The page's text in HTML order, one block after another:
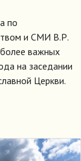
по
и СМИ В.Р.
важных
на заседании
Церкви.